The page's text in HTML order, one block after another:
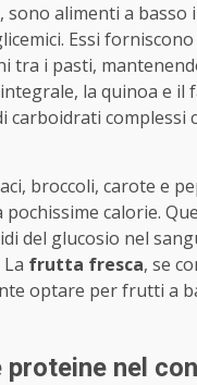
sono alimenti a
Essi
tra i pasti,
integrale, la quinoa e
broccoli, carote e
calorie.
del glucosio nel
frutta fresca, se
optare per frutti a
nel